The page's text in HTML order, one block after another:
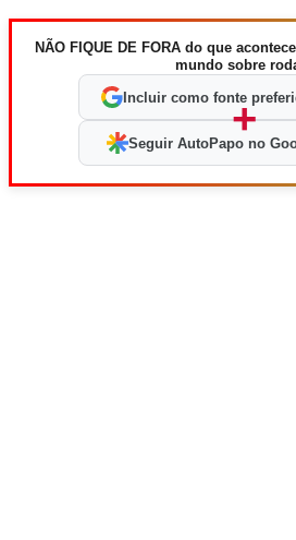
NÃO FIQUE DE FORA do que
mundo sobre
Incluir como fonte
+
Seguir AutoPapo no